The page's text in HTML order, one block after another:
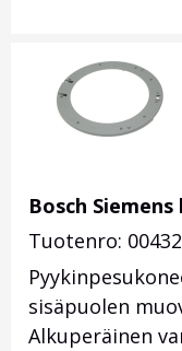
Bosch
Tuotenro:
sisäpuolen
Alkuperäinen